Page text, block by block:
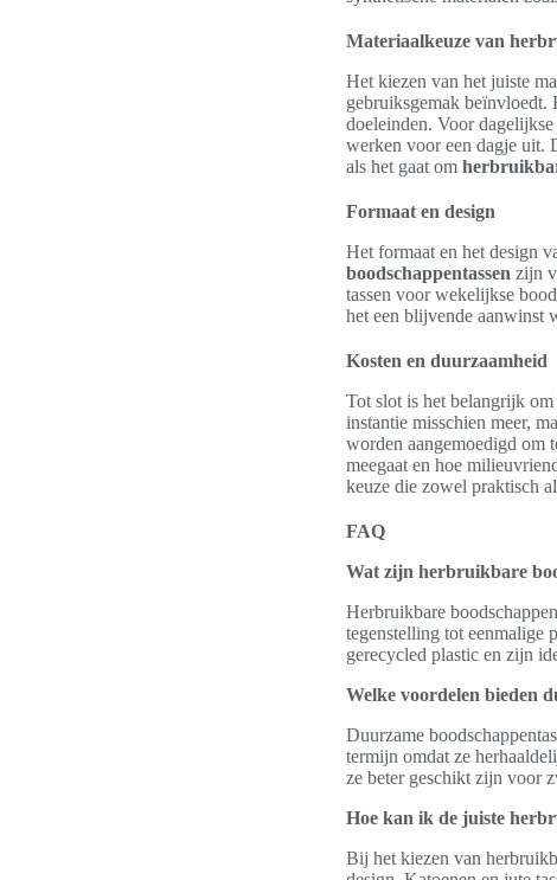
Materiaalkeuze van
Het kiezen van het juiste
gebruiksgemak beïnvloedt.
doeleinden. Voor
werken voor een dagje uit.
als het gaat om
Formaat en design
Het formaat en het design
boodschappentassen zijn
tassen voor wekelijkse
het een blijvende aanwinst
Kosten en duurzaamheid
Tot slot is het belangrijk
instantie misschien meer,
worden aangemoedigd om
meegaat en hoe
keuze die zowel praktisch
FAQ
Wat zijn herbruikbare
Herbruikbare
tegenstelling tot eenmalige
gerecycled plastic en zijn
Welke voordelen bieden
Duurzame
termijn omdat ze
ze beter geschikt zijn voor
Hoe kan ik de juiste
Bij het kiezen van